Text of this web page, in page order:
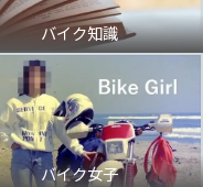
バイク知識
バイク女子